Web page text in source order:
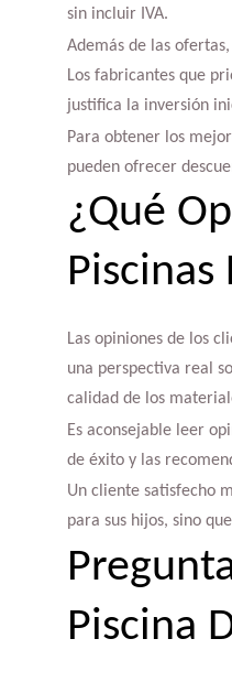
sin incluir IVA.
Además de las
Los fabricantes que
justifica la inversión
Para obtener los
pueden ofrecer
¿Qué
Piscinas
Las opiniones de los
una perspectiva real
calidad de los
Es aconsejable leer
de éxito y las
Un cliente satisfecho
para sus hijos, sino
Piscina